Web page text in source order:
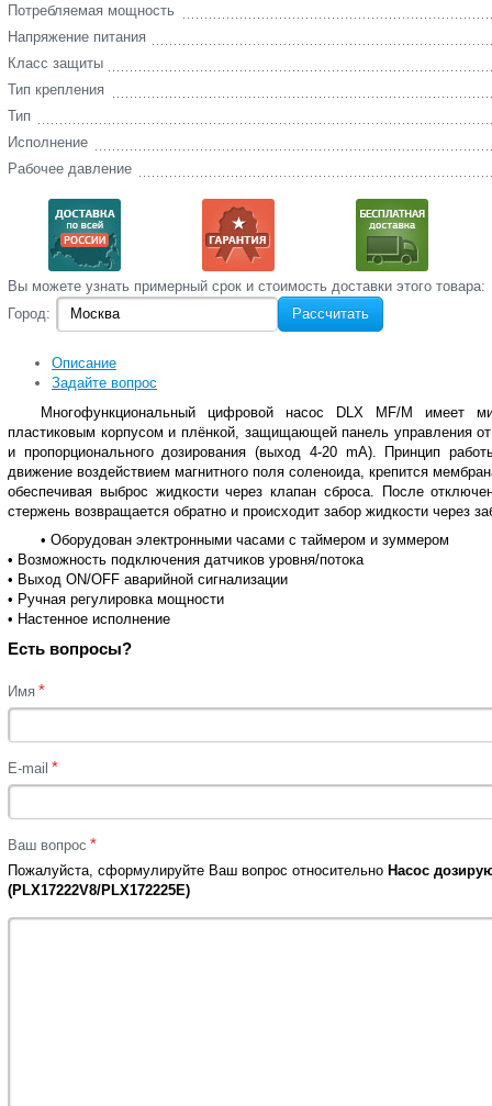
Потребляемая мощность
Напряжение питания
Класс защиты
Тип крепления
Тип
Исполнение
Рабочее давление
Вы‌ можете‌ узнать‌ примерный срок и стоимость‌ доставки этого товара:
Город:
Рассчитать
Описание
Задайте вопрос
Многофункциональный цифровой насос DLX MF/M имеет
пластиковым корпусом и плёнкой, защищающей панель управления
и пропорционального дозирования (выход 4-20 mA).
Принцип
движение воздействием магнитного поля соленоида, крепится
обеспечивая выброс жидкости через клапан сброса. После
стержень возвращается обратно и происходит забор жидкости через
• Оборудован электронными часами с таймером и зуммером
• Возможность подключения датчиков уровня/потока
• Выход ON/OFF аварийной сигнализации
• Ручная регулировка мощности
• Настенное исполнение
Есть вопросы?
Имя *
E-mail *
Ваш вопрос *
Пожалуйста, сформулируйте Ваш вопрос относительно Насос
(PLX17222V8/PLX172225E)